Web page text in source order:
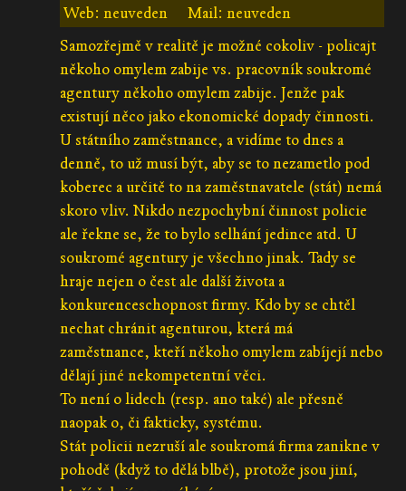
Web: neuveden
Mail: neuveden
Samozřejmě v realitě je možné cokoliv - policajt
někoho omylem zabije vs. pracovník soukromé
agentury někoho omylem zabije. Jenže pak
existují něco jako ekonomické dopady činnosti.
U státního zaměstnance, a vidíme to dnes a
denně, to už musí být, aby se to nezametlo pod
koberec a určitě to na zaměstnavatele (stát) nemá
skoro vliv. Nikdo nezpochybní činnost policie
ale řekne se, že to bylo selhání jedince atd. U
soukromé agentury je všechno jinak. Tady se
hraje nejen o čest ale další života a
konkurenceschopnost firmy. Kdo by se chtěl
nechat chránit agenturou, která má
zaměstnance, kteří někoho omylem zabíjejí nebo
dělají jiné nekompetentní věci.
To není o lidech (resp. ano také) ale přesně
naopak o, či fakticky, systému.
Stát policii nezruší ale soukromá firma zanikne v
pohodě (když to dělá blbě), protože jsou jiní,